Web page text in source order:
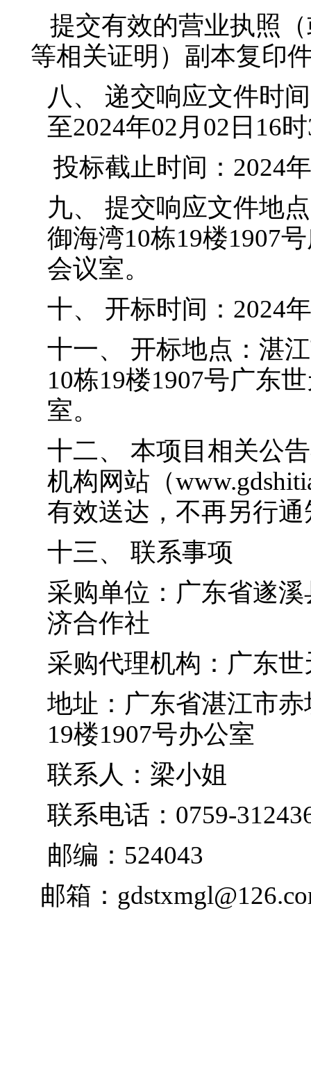
提交有效的营业执照
等相关证明）副本复印
八、 递交响应文件时
至2024年02月02日16
投标截止时间：2024
九、 提交响应文件地
御海湾10栋19楼1907
会议室。
十、 开标时间：2024
十一、 开标地点： 湛
10栋19楼1907号广东
室。
十二、 本项目相关公
机构网站（
有效送达，不再另行通
十三、 联系事项
采购单位：广东省遂
济合作社
采购代理机构：广东
地址： 广东省湛江市
19楼1907号办公室
联系人：梁小姐
联系电话：0759-
邮编：524043
邮箱：